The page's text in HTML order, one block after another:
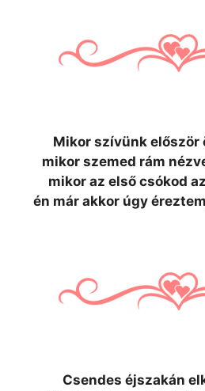
Mikor szívünk először
mikor szemed rám
mikor az első csókod
én már akkor úgy
Csendes éjszakán